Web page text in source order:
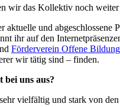
wir das Kollektiv noch weiter
aktuelle und abgeschlossene
ihr auf den
Förderverein Offene
wir tätig sind – finden.
bei uns aus?
vielfältig und stark von